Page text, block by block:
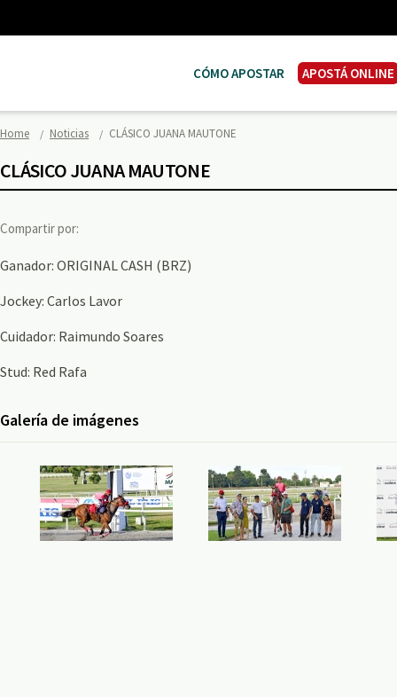
CÓMO APOSTAR APOSTÁ ONLINE
Home Noticias CLÁSICO JUANA MAUTONE
CLÁSICO JUANA MAUTONE
Compartir por:
Ganador: ORIGINAL CASH (BRZ)
Jockey: Carlos Lavor
Cuidador: Raimundo Soares
Stud: Red Rafa
Galería de imágenes